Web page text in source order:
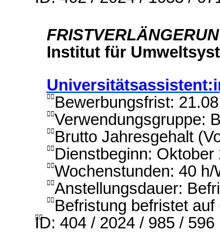
Institut für
 Bewerbungsfrist:
Verwendungsgruppe:
 Brutto Jahresgehalt
 Dienstbeginn: Oktober
Wochenstunden: 40 h/
Anstellungsdauer:
 Befristung befristet

ID: 404 / 2024 / 985 / 596